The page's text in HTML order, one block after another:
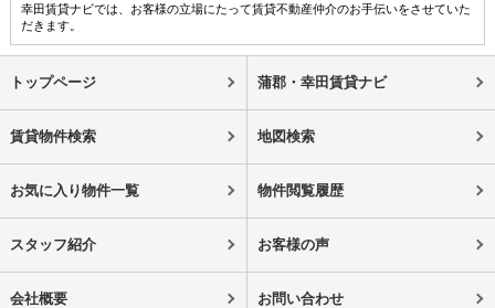
幸田賃貸ナビでは、お客様の立場にたって賃貸不動産仲介のお手伝いをさせていた
だきます。
トップページ 蒲郡・幸田賃貸ナビ
賃貸物件検索 地図検索
お気に入り物件一覧 物件閲覧履歴
スタッフ紹介 お客様の声
会社概要 お問い合わせ